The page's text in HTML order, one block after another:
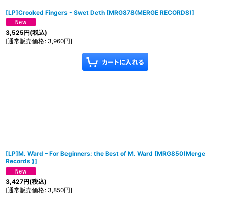
[LP]Crooked Fingers - Swet Deth [MRG878(MERGE RECORDS)]
3,525円(税込)
[通常販売価格: 3,960円]
[LP]M. Ward ‎– For Beginners: the Best of M. Ward [MRG850(Merge
Records )]
3,427円(税込)
[通常販売価格: 3,850円]